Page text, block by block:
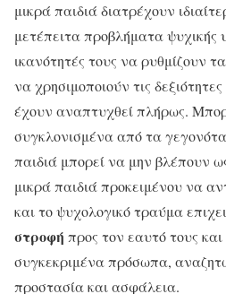
μικρά παιδιά διατρέχουν
μετέπειτα προβλήματα ψυχικής
ικανότητές τους να ρυθμίζουν
να χρησιμοποιούν τις
έχουν αναπτυχθεί πλήρως.
συγκλονισμένα από τα
παιδιά μπορεί να μην βλέπουν
μικρά παιδιά προκειμένου να
και το ψυχολογικό τραύμα
στροφή προς τον εαυτό τους
συγκεκριμένα πρόσωπα,
προστασία και ασφάλεια.